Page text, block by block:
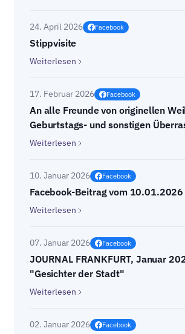
24. April 2026 Facebook
Stippvisite
Weiterlesen
17. Februar 2026 Facebook
An alle Freunde von originellen
Geburtstags- und sonstigen
Weiterlesen
10. Januar 2026 Facebook
Facebook-Beitrag vom 10.01.2026
Weiterlesen
07. Januar 2026 Facebook
JOURNAL FRANKFURT, Januar
"Gesichter der Stadt"
Weiterlesen
02. Januar 2026 Facebook